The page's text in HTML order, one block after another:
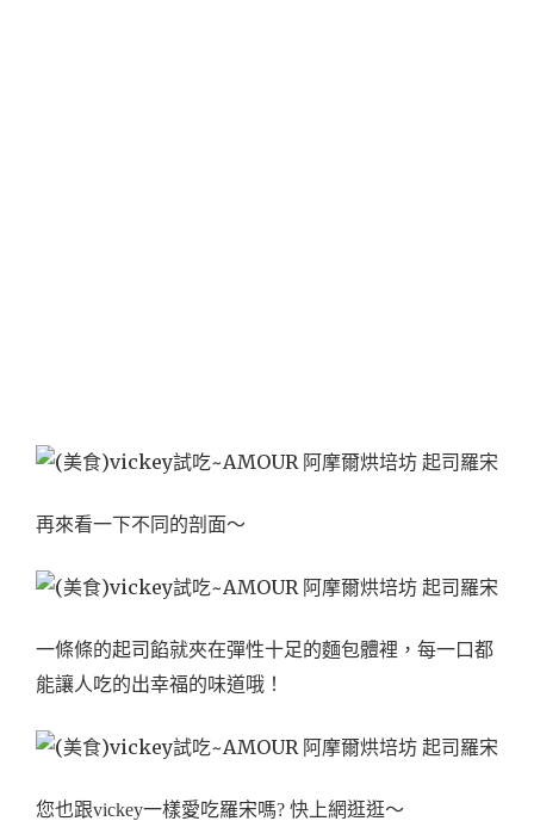
再來看一下不同的剖面～
一條條的起司餡就夾在彈性十足的麵包體裡，每一口都
能讓人吃的出幸福的味道哦！
您也跟vickey一樣愛吃羅宋嗎? 快上網逛逛～